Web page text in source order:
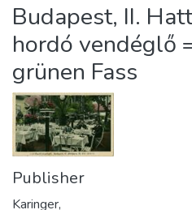
Statistics
About us
Budapest, II.
hordó vendéglő
grünen Fass
Publisher
Karinger,